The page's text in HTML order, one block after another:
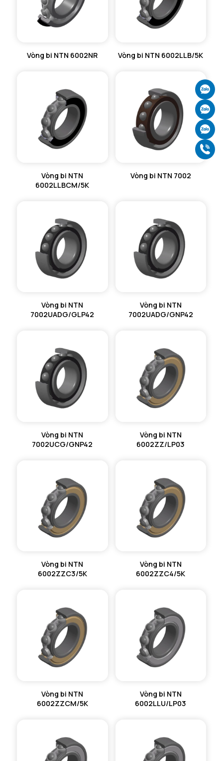
Vòng bi NTN 6002NR Vòng bi NTN 6002LLB/5K
Vòng bi NTN
6002LLBCM/5K
Vòng bi NTN 7002
Vòng bi NTN
7002UADG/GLP42
Vòng bi NTN
7002UADG/GNP42
Vòng bi NTN
7002UCG/GNP42
Vòng bi NTN
6002ZZ/LP03
Vòng bi NTN
6002ZZC3/5K
Vòng bi NTN
6002ZZC4/5K
Vòng bi NTN
6002ZZCM/5K
Vòng bi NTN
6002LLU/LP03